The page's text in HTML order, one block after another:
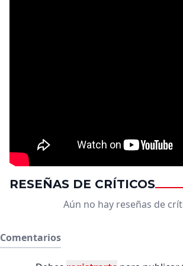
RESEÑAS DE CRÍTICOS
Aún no hay reseñas de
Comentarios